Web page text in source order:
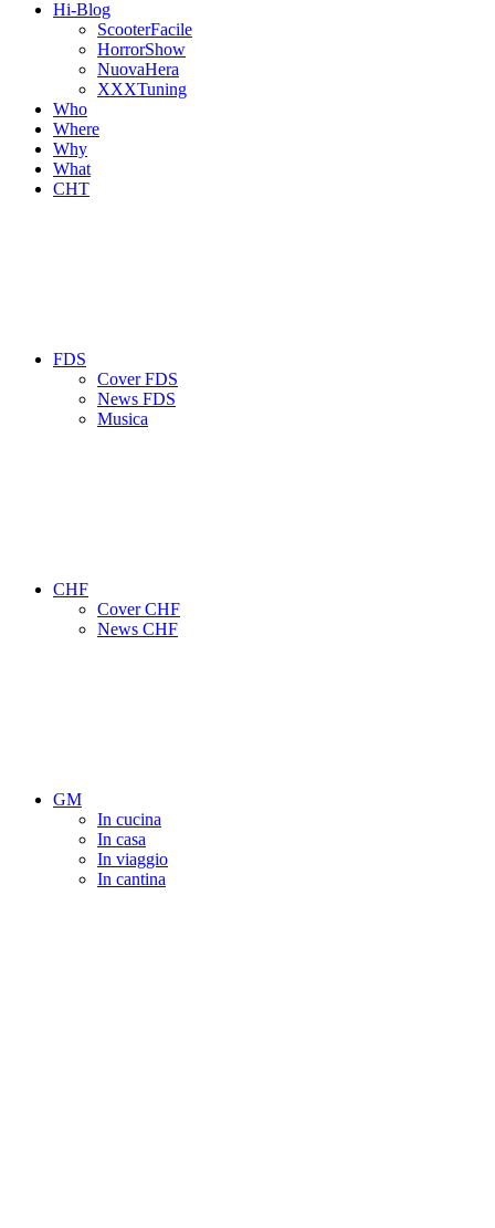
Hi-Blog
ScooterFacile
HorrorShow
NuovaHera
XXXTuning
Who
Where
Why
What
CHT
FDS
Cover FDS
News FDS
Musica
CHF
Cover CHF
News CHF
GM
In cucina
In casa
In viaggio
In cantina